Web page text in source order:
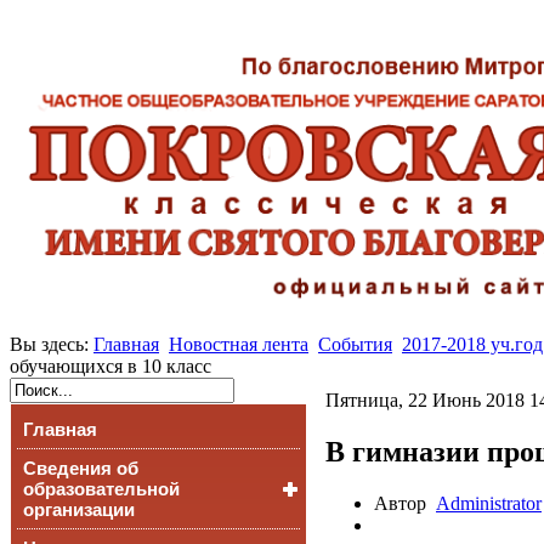
Вы здесь: Главная Новостная лента События 2017-2018 уч.год
обучающихся в 10 класс
Главная
Сведения об
образовательной
организации
Пятница, 22 Июнь 2018
В гимназии
Автор Administrator